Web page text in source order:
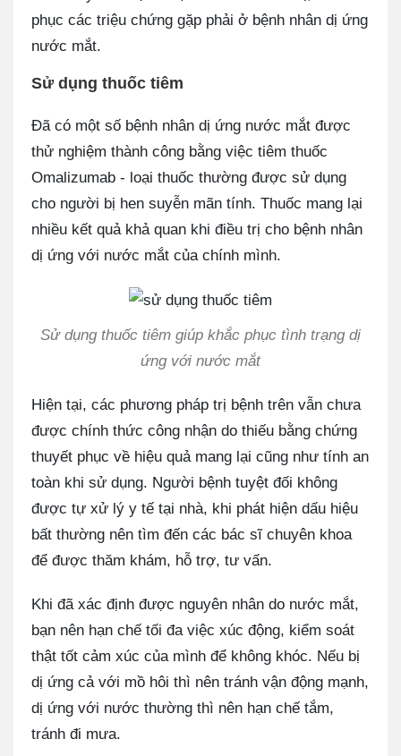
phục các triệu chứng gặp phải ở bệnh nhân dị ứng
nước mắt.
Sử dụng thuốc tiêm
Đã có một số bệnh nhân dị ứng nước mắt được
thử nghiệm thành công bằng việc tiêm thuốc
Omalizumab - loại thuốc thường được sử dụng
cho người bị hen suyễn mãn tính. Thuốc mang lại
nhiều kết quả khả quan khi điều trị cho bệnh nhân
dị ứng với nước mắt của chính mình.
Sử dụng thuốc tiêm giúp khắc phục tình trạng dị
ứng với nước mắt
Hiện tại, các phương pháp trị bệnh trên vẫn chưa
được chính thức công nhận do thiếu bằng chứng
thuyết phục về hiệu quả mang lại cũng như tính an
toàn khi sử dụng. Người bệnh tuyệt đối không
được tự xử lý y tế tại nhà, khi phát hiện dấu hiệu
bất thường nên tìm đến các bác sĩ chuyên khoa
để được thăm khám, hỗ trợ, tư vấn.
Khi đã xác định được nguyên nhân do nước mắt,
bạn nên hạn chế tối đa việc xúc động, kiểm soát
thật tốt cảm xúc của mình để không khóc. Nếu bị
dị ứng cả với mồ hôi thì nên tránh vận động mạnh,
dị ứng với nước thường thì nên hạn chế tắm,
tránh đi mưa.